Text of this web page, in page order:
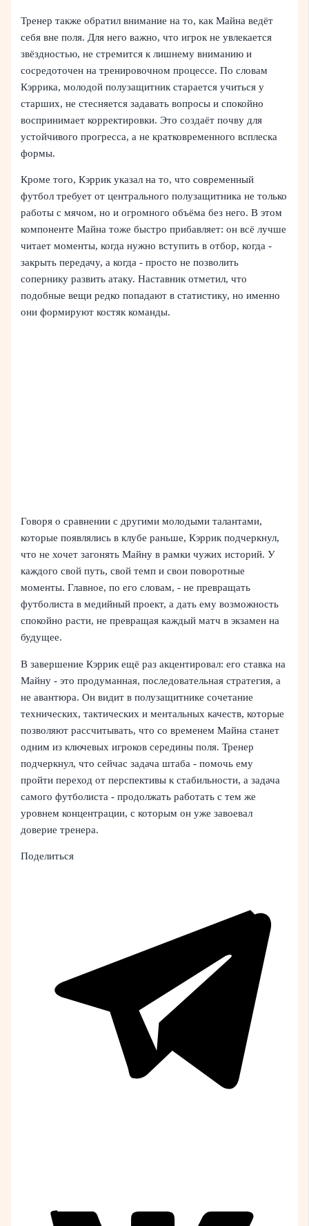
Тренер также обратил внимание на то, как Майна ведёт
себя вне поля. Для него важно, что игрок не увлекается
звёздностью, не стремится к лишнему вниманию и
сосредоточен на тренировочном процессе. По словам
Кэррика, молодой полузащитник старается учиться у
старших, не стесняется задавать вопросы и спокойно
воспринимает корректировки. Это создаёт почву для
устойчивого прогресса, а не кратковременного всплеска
формы.
Кроме того, Кэррик указал на то, что современный
футбол требует от центрального полузащитника не только
работы с мячом, но и огромного объёма без него. В этом
компоненте Майна тоже быстро прибавляет: он всё лучше
читает моменты, когда нужно вступить в отбор, когда -
закрыть передачу, а когда - просто не позволить
сопернику развить атаку. Наставник отметил, что
подобные вещи редко попадают в статистику, но именно
они формируют костяк команды.
Говоря о сравнении с другими молодыми талантами,
которые появлялись в клубе раньше, Кэррик подчеркнул,
что не хочет загонять Майну в рамки чужих историй. У
каждого свой путь, свой темп и свои поворотные
моменты. Главное, по его словам, - не превращать
футболиста в медийный проект, а дать ему возможность
спокойно расти, не превращая каждый матч в экзамен на
будущее.
В завершение Кэррик ещё раз акцентировал: его ставка на
Майну - это продуманная, последовательная стратегия, а
не авантюра. Он видит в полузащитнике сочетание
технических, тактических и ментальных качеств, которые
позволяют рассчитывать, что со временем Майна станет
одним из ключевых игроков середины поля. Тренер
подчеркнул, что сейчас задача штаба - помочь ему
пройти переход от перспективы к стабильности, а задача
самого футболиста - продолжать работать с тем же
уровнем концентрации, с которым он уже завоевал
доверие тренера.
Поделиться